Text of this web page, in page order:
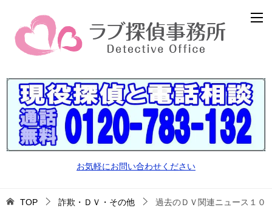
お気軽にお問い合わせください
TOP 詐欺・ＤＶ・その他 過去のＤＶ関連ニュース１０